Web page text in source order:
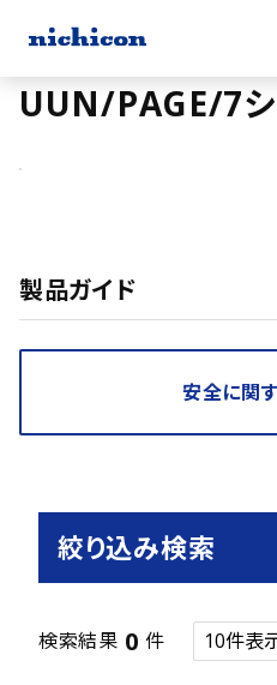
UUN/PAGE/7シ
製品ガイド
安全に関
絞り込み検索
検索結果 0 件